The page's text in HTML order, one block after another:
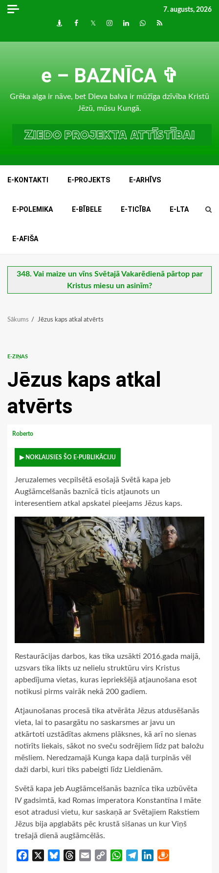
Skip
7. augusts, 2026
DraugiemFacebook
TwitterInstagram
LinkedInwhatsapp
RSS
e – BAZNĪCA ✞
Grēka alga ir nāve, bet Dieva balva ir mūžīga dzīvība Kristū
Jēzū, mūsu Kungā.
E-KONTAKTI E-PROJEKTS E-ARHĪVS
E-POLEMIKA E-BĪBELE E-TICĪBA E-LTA
E-AFIŠA
348. Vai maize un vīns Svētajā Vakarēdienā pārtop par
Kristus miesu un asinīm?
Sākums Jēzus kaps atkal atvērts
E-ZIŅAS
Jēzus kaps atkal
atvērts
Roberto
▶ NOKLAUSIES ŠO E-PUBLIKĀCIJU
Jeruzalemes vecpilsētā esošajā Svētā kapa jeb
Augšāmcelšanās baznīcā ticis atjaunots un
interesentiem atkal apskatei pieejams Jēzus kaps.
Restaurācijas darbos, kas tika uzsākti 2016.gada maijā,
uzsvars tika likts uz nelielu struktūru virs Kristus
apbedījuma vietas, kuras iepriekšējā atjaunošana esot
notikusi pirms vairāk nekā 200 gadiem.
Atjaunošanas procesā tika atvērāta Jēzus atdusēšanās
vieta, lai to pasargātu no saskarsmes ar javu un
atkārtoti uzstādītas akmens plāksnes, kā arī no sienas
notīrīts liekais, sākot no sveču sodrējiem līdz pat baložu
mēsliem. Neredzamajā Kunga kapa daļā turpinās vēl
daži darbi, kuri tiks pabeigti līdz Lieldienām.
Svētā kapa jeb Augšāmcelšanās baznīca tika uzbūvēta
IV gadsimtā, kad Romas imperatora Konstantīna I māte
esot atradusi vietu, kur saskaņā ar Svētajiem Rakstiem
Jēzus bija apglabāts pēc krustā sišanas un kur Viņš
trešajā dienā augšāmcēlās.
Facebook BlueskyThreads
Email
Copy
WhatsApp
TelegramLinkedIn